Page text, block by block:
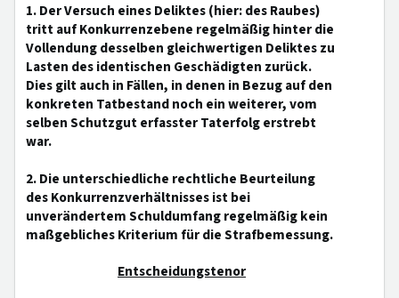
1. Der Versuch eines Deliktes (hier: des Raubes)
tritt auf Konkurrenzebene regelmäßig hinter die
Vollendung desselben gleichwertigen Deliktes zu
Lasten des identischen Geschädigten zurück.
Dies gilt auch in Fällen, in denen in Bezug auf den
konkreten Tatbestand noch ein weiterer, vom
selben Schutzgut erfasster Taterfolg erstrebt
war.
2. Die unterschiedliche rechtliche Beurteilung
des Konkurrenzverhältnisses ist bei
unverändertem Schuldumfang regelmäßig kein
maßgebliches Kriterium für die Strafbemessung.
Entscheidungstenor